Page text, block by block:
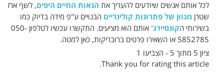
לכל אותם אנשים שיודעים להעריך את הנאות החיים היפים, לשף ארז
שטרן מגוון של פתרונות קולינריים הבנויים ע"פ מידה בדיוק כמו
בשירותי הקונסיירג'
אותם הוא מציעים. התקשרו עכשיו לטלפון 050-
5852785 או השאירו פרטים ברובריקות, כאן למטה.
ציון 5 מתוך 5 - הצביעו 1
Thank you for rating this article.